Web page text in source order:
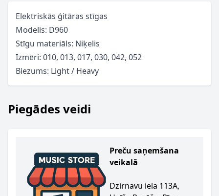
Elektriskās ģitāras stīgas
Modelis: D960
Stīgu materiāls: Niķelis
Izmēri: 010, 013, 017, 030, 042, 052
Biezums: Light / Heavy
Piegādes veidi
Preču saņemšana
veikalā
Dzirnavu iela 113A,